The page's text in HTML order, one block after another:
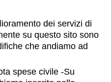
dei servizi di
su questo sito sono
che andiamo ad
spese civile -Su